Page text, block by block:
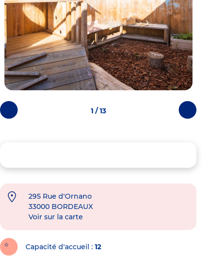
Photos
précédentes
Photos
suivantes
1 / 13
295 Rue d'Ornano
33000 BORDEAUX
Voir sur la carte
Capacité d'accueil 12